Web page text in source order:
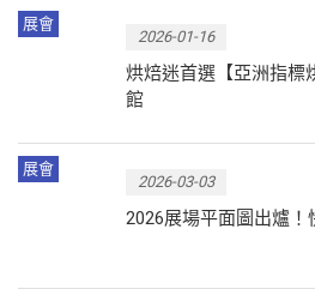
展會
2026-01-16
烘焙迷首選【亞洲指標
館
展會
2026-03-03
2026展場平面圖出爐